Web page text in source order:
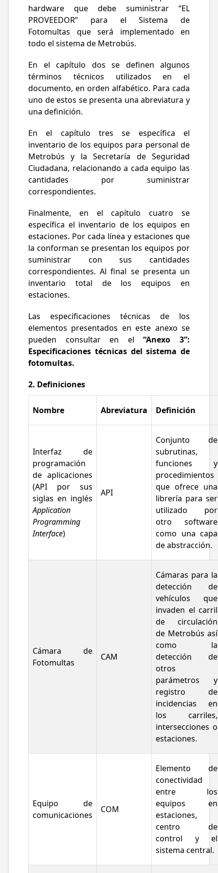
establecidos en dichas BASES.
La vigencia del CONTRATO será desde su
firma hasta la firma del acta de
desinstalación de la última línea en la cual
equipo del Sistema de Fotomultas,
conforme a los términos y condiciones
previstos en el Modelo de CONTRATO y sus
anexos.
hardware que debe suministrar “EL
PROVEEDOR” para el Sistema de
Fotomultas que será implementado en
todo el sistema de Metrobús.
En el capítulo dos se definen algunos
términos técnicos utilizados en el
documento, en orden alfabético. Para cada
uno de estos se presenta una abreviatura y
una definición.
En el capítulo tres se específica el
inventario de los equipos para personal de
Metrobús y la Secretaría de Seguridad
Ciudadana, relacionando a cada equipo las
cantidades por suministrar
correspondientes.
Finalmente, en el capítulo cuatro se
específica el inventario de los equipos en
estaciones. Por cada línea y estaciones que
la conforman se presentan los equipos por
suministrar con sus cantidades
correspondientes. Al final se presenta un
inventario total de los equipos en
estaciones.
Las especificaciones técnicas de los
elementos presentados en este anexo se
pueden consultar en el“Anexo 3”:
Especificaciones técnicas del sistema de
fotomultas.
2. Definiciones
Nombre Abreviatura Definición
Interfaz de
programación
de aplicaciones
(API por sus
siglas en inglés
Application
Programming
Interface)
API
Conjunto de
subrutinas,
funciones y
procedimientos
que ofrece una
librería para ser
utilizado por
otro software
como una capa
de abstracción.
Cámara de
Fotomultas
CAM
Cámaras para la
detección de
vehículos que
invaden el carril
de circulación
de Metrobús así
como la
detección de
otros
parámetros y
registro de
incidencias en
los carriles,
intersecciones o
estaciones.
Equipo de
comunicaciones
COM
Elemento de
conectividad
entre los
equipos en
estaciones,
centro de
control y el
sistema central.